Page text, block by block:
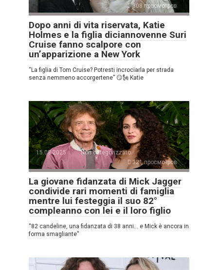
308 просмотров
Dopo anni di vita riservata, Katie
Holmes e la figlia diciannovenne Suri
Cruise fanno scalpore con
un’apparizione a New York
“La figlia di Tom Cruise? Potresti incrociarla per strada
senza nemmeno accorgertene” 😏🗽 Katie
15.08.2025
Non categorizzato
321 просмотров
La giovane fidanzata di Mick Jagger
condivide rari momenti di famiglia
mentre lui festeggia il suo 82°
compleanno con lei e il loro figlio
“82 candeline, una fidanzata di 38 anni… e Mick è ancora in
forma smagliante”